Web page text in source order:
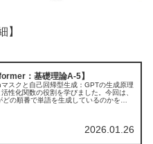
】
：基礎理論A-5】
スクと自己回帰型生成：GPTの生成原理
性化関数の役割を学びました。今回は、
の順番で単語を生成しているのかを確
2026.01.26